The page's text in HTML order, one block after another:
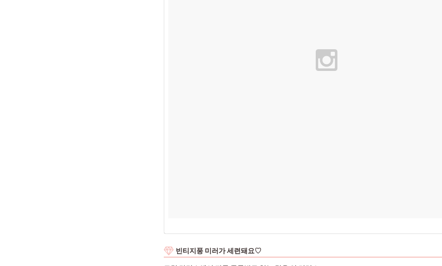
빈티지풍 미러가 세련돼요♡